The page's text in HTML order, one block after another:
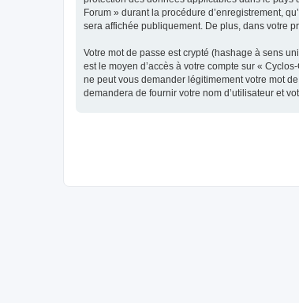
Forum » durant la procédure d’enregistrement,
sera affichée publiquement. De plus, dans votre
Votre mot de passe est crypté (hashage à sens
est le moyen d’accès à votre compte sur «
ne peut vous demander légitimement votre mot
demandera de fournir votre nom d’utilisateur et